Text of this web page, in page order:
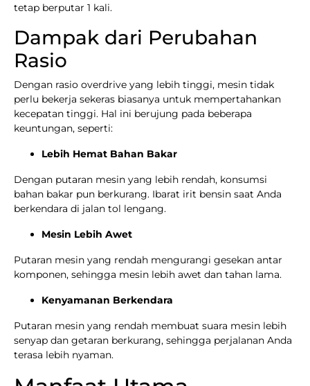
tetap berputar 1 kali.
Dampak dari Perubahan
Rasio
Dengan rasio overdrive yang lebih tinggi, mesin tidak
perlu bekerja sekeras biasanya untuk mempertahankan
kecepatan tinggi. Hal ini berujung pada beberapa
keuntungan, seperti:
Lebih Hemat Bahan Bakar
Dengan putaran mesin yang lebih rendah, konsumsi
bahan bakar pun berkurang. Ibarat irit bensin saat Anda
berkendara di jalan tol lengang.
Mesin Lebih Awet
Putaran mesin yang rendah mengurangi gesekan antar
komponen, sehingga mesin lebih awet dan tahan lama.
Kenyamanan Berkendara
Putaran mesin yang rendah membuat suara mesin lebih
senyap dan getaran berkurang, sehingga perjalanan Anda
terasa lebih nyaman.